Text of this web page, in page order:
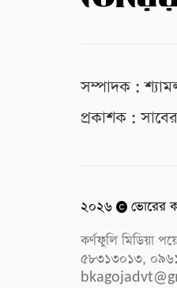
সম্পাদক :
প্রকাশক :
২০২৬
ভোরের
কর্ণফুলি মিডিয়া
৫৮৩১৩০১৩,